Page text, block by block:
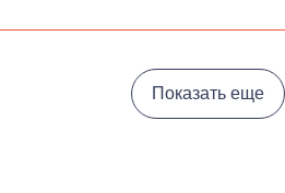
Показать еще